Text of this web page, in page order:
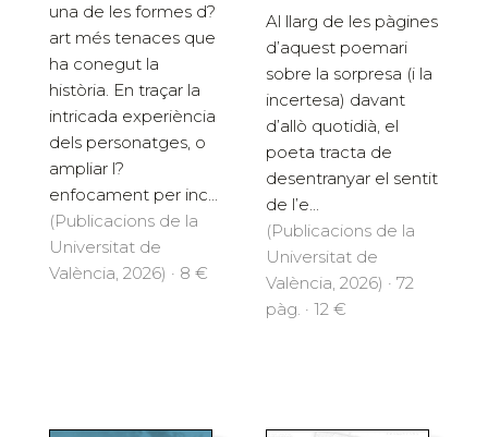
una de les formes d?
art més tenaces que
ha conegut la
història. En traçar la
intricada experiència
dels personatges, o
ampliar l?
enfocament per inc...
(Publicacions de la
Universitat de
València, 2026) · 8 €
Al llarg de les pàgines
d’aquest poemari
sobre la sorpresa (i la
incertesa) davant
d’allò quotidià, el
poeta tracta de
desentranyar el sentit
de l’e...
(Publicacions de la
Universitat de
València, 2026) · 72
pàg. · 12 €